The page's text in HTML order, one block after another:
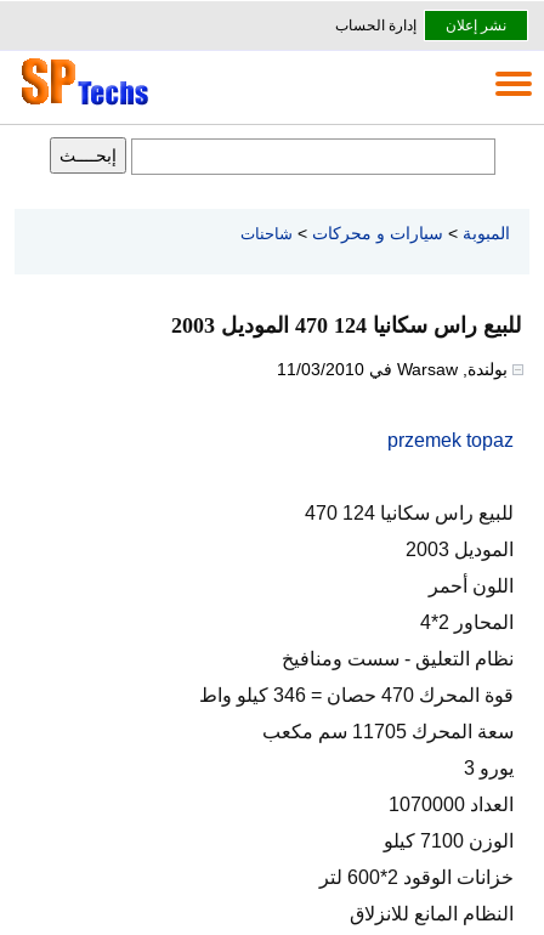
نشر إعلان إدارة الحساب
المبوبة > سيارات و محركات > شاحنات
للبيع راس سكانيا 124 470 الموديل 2003
بولندة ,
Warsaw في 11/03/2010
przemek topaz
للبيع راس سكانيا 124 470
الموديل 2003
اللون أحمر
المحاور 2*4
نظام التعليق - سست ومنافيخ
قوة المحرك 470 حصان = 346 كيلو واط
سعة المحرك 11705 سم مكعب
يورو 3
العداد 1070000
الوزن 7100 كيلو
خزانات الوقود 2*600 لتر
النظام المانع للانزلاق